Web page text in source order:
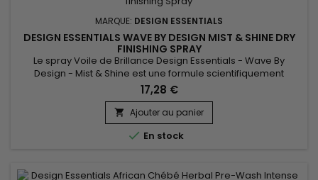
MARQUE: DESIGN ESSENTIALS
DESIGN ESSENTIALS WAVE BY DESIGN MIST & SHINE DRY
FINISHING SPRAY
Le spray Voile de Brillance Design Essentials - Wave By
Design - Mist & Shine est une formule scientifiquement
avancée qui procure un éclat lumineux et soyeux aux
boucles et aux ondulations. Les agents émollients et
revitalisants adoucissent les cheveux et leur donnent plus de
corps, de volume et de brillance.
17,28 €
 Ajouter au panier
 En stock